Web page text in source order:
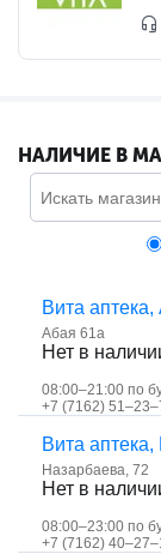
НАЛИЧИЕ В
Вита
Абая 61а
Нет в
08:00–21:00 по
+7 (7162)
Вита
Назарбаева, 72
Нет в
08:00–23:00 по
+7 (7162)